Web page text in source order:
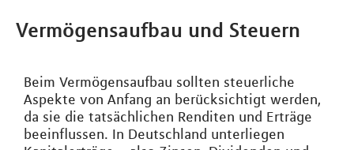
Vermögensaufbau und Steuern
Beim Vermögensaufbau sollten steuerliche
Aspekte von Anfang an berücksichtigt werden,
da sie die tatsächlichen Renditen und Erträge
beeinflussen. In Deutschland unterliegen